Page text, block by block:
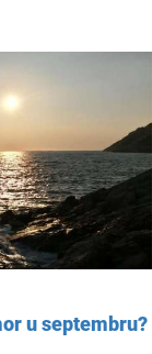
u septembru?